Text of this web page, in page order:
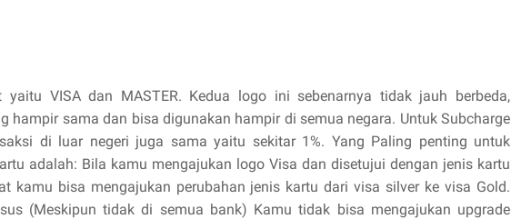
VISA dan MASTER. Kedua logo ini sebenarnya tidak jauh berbeda,
hampir sama dan bisa digunakan hampir di semua negara. Untuk Subcharge
di luar negeri juga sama yaitu sekitar 1%. Yang Paling penting untuk
adalah: Bila kamu mengajukan logo Visa dan disetujui dengan jenis kartu
kamu bisa mengajukan perubahan jenis kartu dari visa silver ke visa Gold.
(Meskipun tidak di semua bank) Kamu tidak bisa mengajukan upgrade